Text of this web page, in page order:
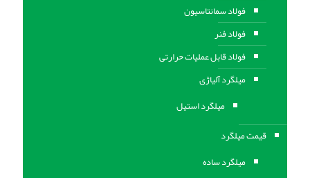
فولاد سمانتاسیون
فولاد فنر
فولاد قابل عملیات حرارتی
ميلگرد آلیاژی
میلگرد استیل
قیمت میلگرد
میلگرد ساده